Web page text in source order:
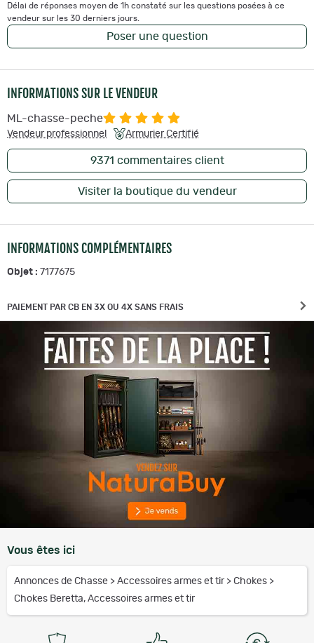
Délai de réponses moyen de 1h constaté sur les questions posées à ce
vendeur sur les 30 derniers jours.
Poser une question
INFORMATIONS SUR LE VENDEUR
ML-chasse-peche
Vendeur professionnel Armurier Certifié
9371 commentaires client
Visiter la boutique du vendeur
INFORMATIONS COMPLÉMENTAIRES
Objet : 7177675
PAIEMENT PAR CB EN 3X OU 4X SANS FRAIS
Vous êtes ici
Annonces de Chasse > Accessoires armes et tir > Chokes >
Chokes Beretta, Accessoires armes et tir